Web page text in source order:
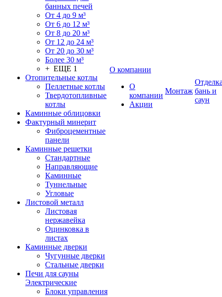
банных печей
От 4 до 9 м³
От 6 до 12 м³
От 8 до 20 м³
От 12 до 24 м³
От 20 до 30 м³
Более 30 м³
+ ЕЩЕ 1
Отопительные котлы
Пеллетные котлы
Твердотопливные
котлы
Каминные облицовки
Фактурный минерит
Фиброцементные
панели
Каминные решетки
Стандартные
Направляющие
Каминные
Туннельные
Угловые
Листовой металл
Листовая
нержавейка
Оцинковка в
листах
Каминные дверки
Чугунные дверки
Стальные дверки
Печи для сауны
Электрические
Блоки управления
О компании
О
компании
Акции
Монтаж бань и
саун